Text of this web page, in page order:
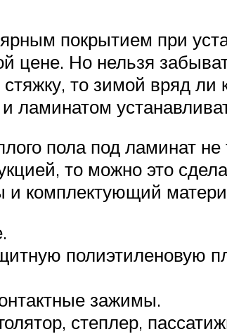
покрытием при
цене. Но нельзя
то зимой вряд
пола под ламинат
то можно это
комплектующий
полиэтиленовую
зажимы.
степлер,